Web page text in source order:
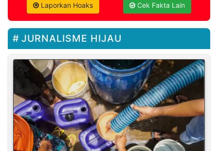
Laporkan Hoaks Cek Fakta Lain
JURNALISME HIJAU